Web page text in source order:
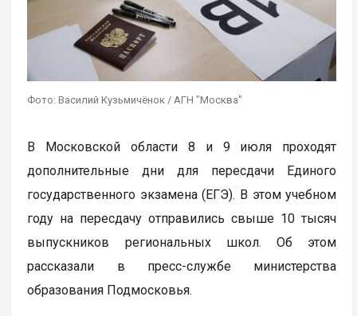
Фото: Василий Кузьмичёнок / АГН "Москва"
В Московской области 8 и 9 июля проходят
дополнительные дни для пересдачи Единого
государственного экзамена (ЕГЭ). В этом учебном
году на пересдачу отправились свыше 10 тысяч
выпускников региональных школ. Об этом
рассказали в пресс-службе министерства
образования Подмосковья.